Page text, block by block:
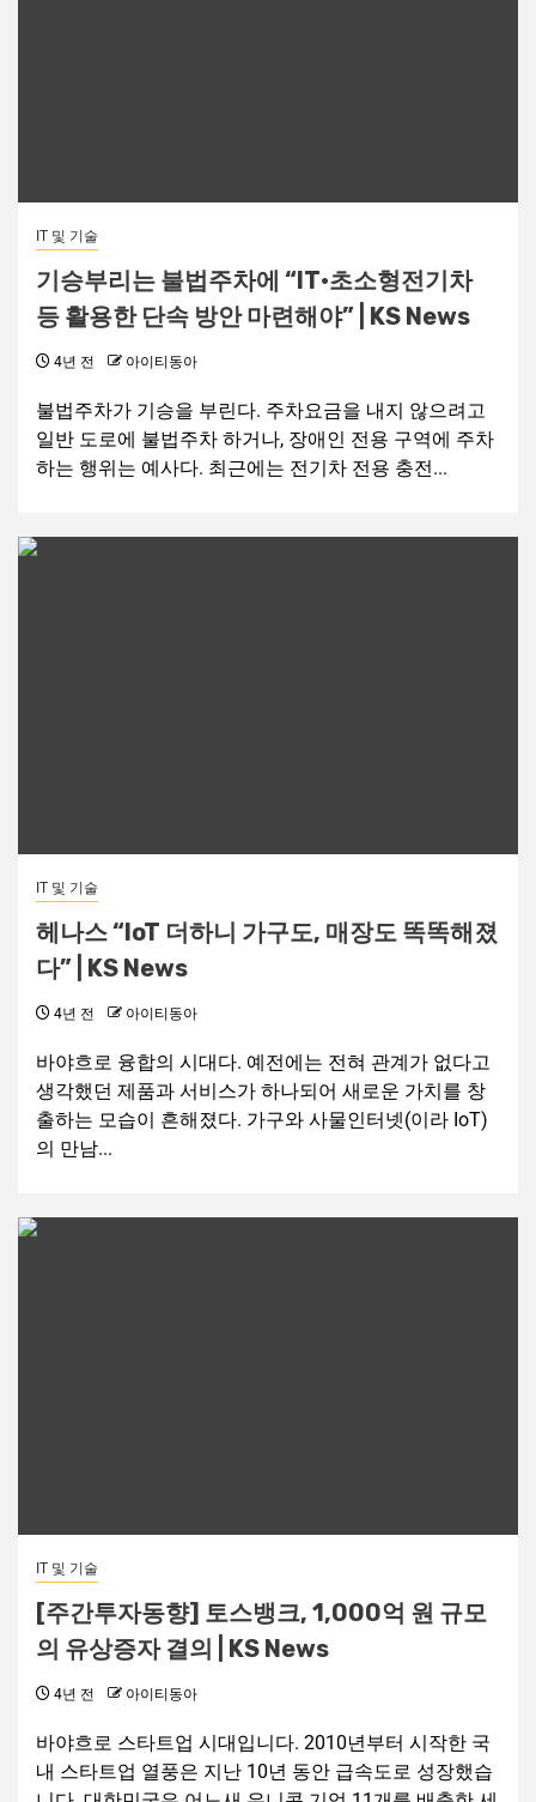
IT 및 기술
기승부리는 불법주차에 “IT·초소형전기차
등 활용한 단속 방안 마련해야” | KS News
4년 전 아이티동아
불법주차가 기승을 부린다. 주차요금을 내지 않으려고
일반 도로에 불법주차 하거나, 장애인 전용 구역에 주차
하는 행위는 예사다. 최근에는 전기차 전용 충전...
IT 및 기술
헤나스 “IoT 더하니 가구도, 매장도 똑똑해졌
다” | KS News
4년 전 아이티동아
바야흐로 융합의 시대다. 예전에는 전혀 관계가 없다고
생각했던 제품과 서비스가 하나되어 새로운 가치를 창
출하는 모습이 흔해졌다. 가구와 사물인터넷(이라 IoT)
의 만남...
IT 및 기술
[주간투자동향] 토스뱅크, 1,000억 원 규모
의 유상증자 결의 | KS News
4년 전 아이티동아
바야흐로 스타트업 시대입니다. 2010년부터 시작한 국
내 스타트업 열풍은 지난 10년 동안 급속도로 성장했습